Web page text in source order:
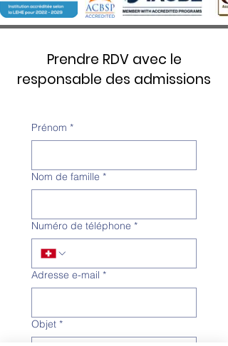
Prendre RDV avec le
responsable des admissions
Prénom *
Nom de famille *
Numéro de téléphone *
Adresse e-mail *
Objet *